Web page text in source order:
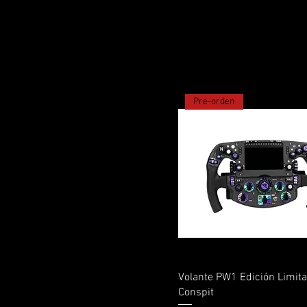
Vista rápida
Pre-orden
Volante PW1 Edición
Conspit